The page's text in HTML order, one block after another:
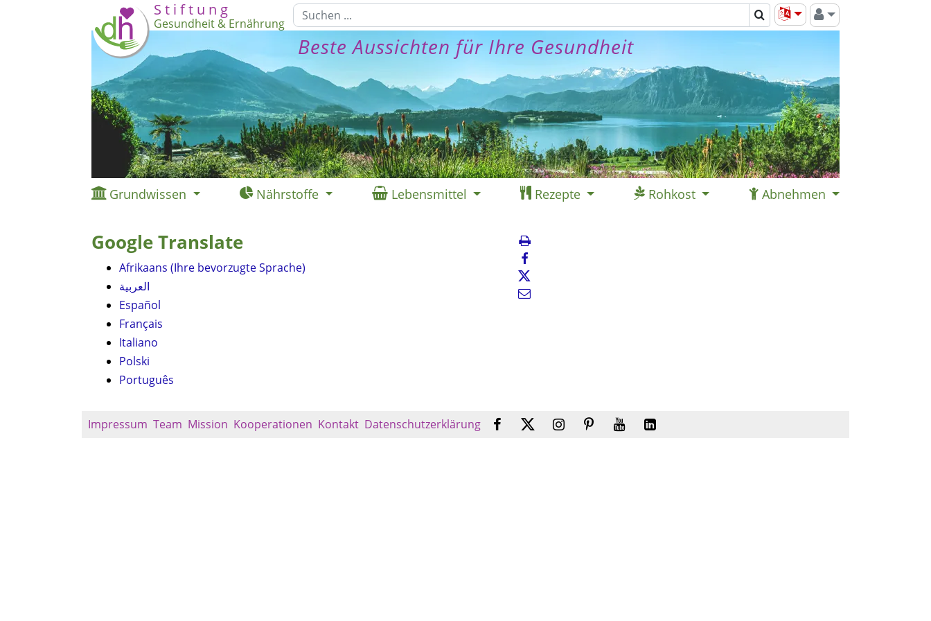
S t i f t u n g
Gesundheit & Ernährung
Beste Aussichten für Ihre Gesundheit
Grundwissen Nährstoffe Lebensmittel Rezepte Rohkost Abnehmen
Google Translate
Afrikaans (Ihre bevorzugte Sprache)
العربية
Español
Français
Italiano
Polski
Português
Impressum Team Mission Kooperationen Kontakt Datenschutzerklärung